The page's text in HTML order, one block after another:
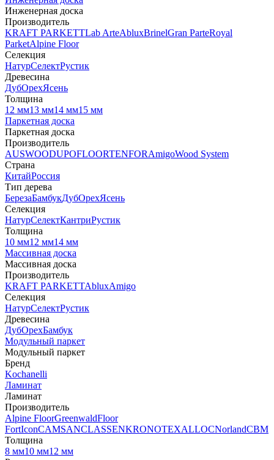
Инженерная доска
Производитель
KRAFT PARKETTLab ArteAbluxBrinelGran ParteRoyal
ParketAlpine Floor
Селекция
НатурСелектРустик
Древесина
ДубОрехЯсень
Толщина
12 мм13 мм14 мм15 мм
Паркетная доска
Паркетная доска
Производитель
AUSWOODUPOFLOORTENFORAmigoWood System
Страна
КитайРоссия
Тип дерева
БерезаБамбукДубОрехЯсень
Селекция
НатурСелектКантриРустик
Толщина
10 мм12 мм14 мм
Массивная доска
Массивная доска
Производитель
KRAFT PARKETTAbluxAmigo
Селекция
НатурСелектРустик
Древесина
ДубОрехБамбук
Модульный паркет
Модульный паркет
Бренд
Kochanelli
Ламинат
Ламинат
Производитель
Alpine FloorGreenwaldFloor
FortIconCAMSANCLASSENKRONOTEXALLOCNorlandCBM
Толщина
8 мм10 мм12 мм